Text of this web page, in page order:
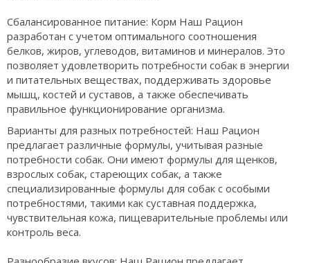
Сбалансированное питание: Корм Наш Рацион
разработан с учетом оптимального соотношения
белков, жиров, углеводов, витаминов и минералов. Это
позволяет удовлетворить потребности собак в энергии
и питательных веществах, поддерживать здоровье
мышц, костей и суставов, а также обеспечивать
правильное функционирование организма.
Варианты для разных потребностей: Наш Рацион
предлагает различные формулы, учитывая разные
потребности собак. Они имеют формулы для щенков,
взрослых собак, стареющих собак, а также
специализированные формулы для собак с особыми
потребностями, такими как суставная поддержка,
чувствительная кожа, пищеварительные проблемы или
контроль веса.